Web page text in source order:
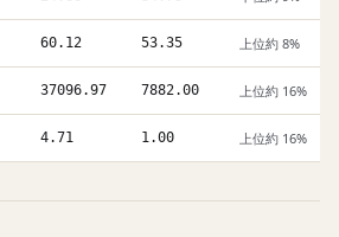
60.12 53.35 上位約 8%
37096.97 7882.00 上位約 16%
4.71 1.00 上位約 16%